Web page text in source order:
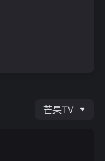
芒果TV